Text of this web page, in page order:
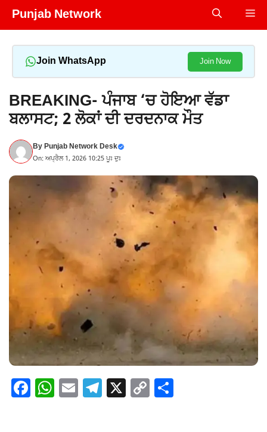
Skip
Punjab Network
Join WhatsApp Join Now
BREAKING- ਪੰਜਾਬ ‘ਚ ਹੋਇਆ ਵੱਡਾ
ਬਲਾਸਟ; 2 ਲੋਕਾਂ ਦੀ ਦਰਦਨਾਕ ਮੌਤ
ByPunjab Network Desk
On: ਅਪ੍ਰੈਲ 1, 2026 10:25 ਪੂਃ ਦੁਃ
F W E T X C